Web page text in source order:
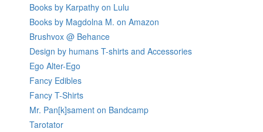
Books by Karpathy on Lulu
Books by Magdolna M. on Amazon
Brushvox @ Behance
Design by humans T-shirts and Accessories
Ego Alter-Ego
Fancy Edibles
Fancy T-Shirts
Mr. Pan[k]sament on Bandcamp
Tarotator